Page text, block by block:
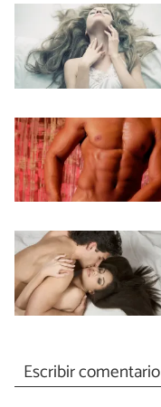
Escribir comentario